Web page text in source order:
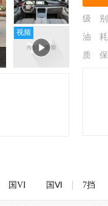
视频
级 别
油 耗
质 保
国VI 国Ⅵ 7挡